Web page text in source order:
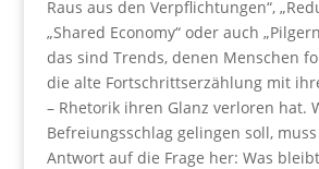
Raus aus den Verpflichtungen“,
„Shared Economy“ oder auch
das sind Trends, denen Menschen
die alte Fortschrittserzählung mit
– Rhetorik ihren Glanz verloren hat.
Befreiungsschlag gelingen soll,
Antwort auf die Frage her: Was